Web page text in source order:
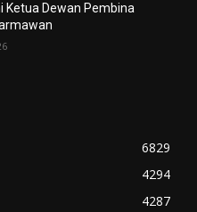
Ketua Dewan Pembina
6829
4294
4287